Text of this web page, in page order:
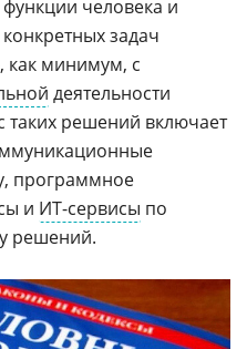
человека и
задач
как минимум, с
деятельности
таких решений включает
программное
и ИТ-сервисы по
решений.